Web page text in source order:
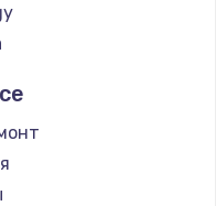
датчика